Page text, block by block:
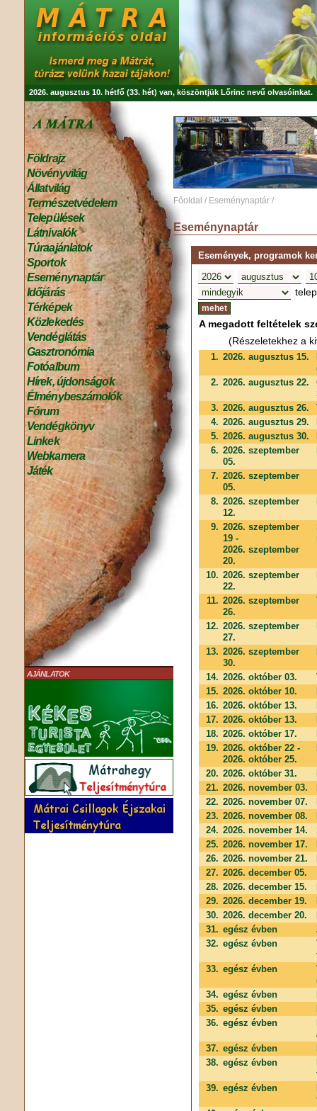
2026. augusztus 10. hétfő (33. hét) van, köszöntjük Lőrinc nevű olvasóinkat.
Földrajz
Növényvilág
Állatvilág
Természetvédelem
Települések
Látnivalók
Túraajánlatok
Sportok
Eseménynaptár
Időjárás
Térképek
Közlekedés
Vendéglátás
Gasztronómia
Fotóalbum
Hírek, újdonságok
Élménybeszámolók
Fórum
Vendégkönyv
Linkek
Webkamera
Játék
AJÁNLATOK
Főoldal / Eseménynaptár /
Eseménynaptár
Események, programok
A megadott feltételek
(Részeletekhez a
1. 2026. augusztus 15.
2. 2026. augusztus 22.
3. 2026. augusztus 26.
4. 2026. augusztus 29.
5. 2026. augusztus 30.
6. 2026. szeptember
05.
7. 2026. szeptember
05.
8. 2026. szeptember
12.
9. 2026. szeptember
19 -
2026. szeptember
20.
10. 2026. szeptember
22.
11. 2026. szeptember
26.
12. 2026. szeptember
27.
13. 2026. szeptember
30.
14. 2026. október 03.
15. 2026. október 10.
16. 2026. október 13.
17. 2026. október 13.
18. 2026. október 17.
19. 2026. október 22 -
2026. október 25.
20. 2026. október 31.
21. 2026. november 03.
22. 2026. november 07.
23. 2026. november 08.
24. 2026. november 14.
25. 2026. november 17.
26. 2026. november 21.
27. 2026. december 05.
28. 2026. december 15.
29. 2026. december 19.
30. 2026. december 20.
31. egész évben
32. egész évben
33. egész évben
34. egész évben
35. egész évben
36. egész évben
37. egész évben
38. egész évben
39. egész évben